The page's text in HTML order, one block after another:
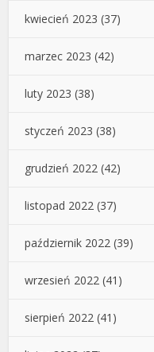
kwiecień 2023 (37)
marzec 2023 (42)
luty 2023 (38)
styczeń 2023 (38)
grudzień 2022 (42)
listopad 2022 (37)
październik 2022 (39)
wrzesień 2022 (41)
sierpień 2022 (41)